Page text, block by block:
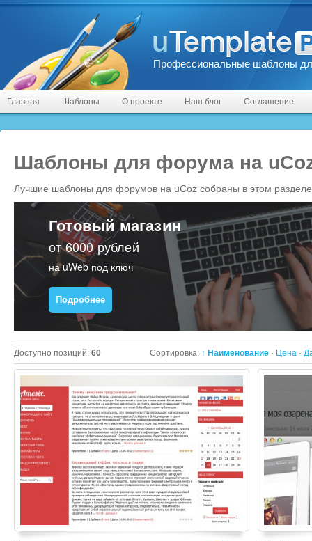
Профессиональные шаблоны
Главная Шаблоны О проекте Наш блог Соглашение
Шаблоны для форума на
Лучшие шаблоны для форумов на uCoz собраны в этом
Готовый магазин
от 6000 рублей
на uWeb под ключ
Подробнее
Доступно позиций: 60 Сортировка: ↑ Наименование · Цена ·